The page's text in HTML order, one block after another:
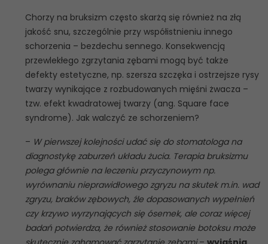
Chorzy na bruksizm często skarżą się również na złą
jakość snu, szczególnie przy współistnieniu innego
schorzenia – bezdechu sennego. Konsekwencją
przewlekłego zgrzytania zębami mogą być także
defekty estetyczne, np. szersza szczęka i ostrzejsze rysy
twarzy wynikające z rozbudowanych mięśni żwacza –
tzw. efekt kwadratowej twarzy (ang. Square face
syndrome). Jak walczyć ze schorzeniem?
– W pierwszej kolejności udać się do stomatologa na
diagnostykę zaburzeń układu żucia. Terapia bruksizmu
polega głównie na leczeniu przyczynowym np.
wyrównaniu nieprawidłowego zgryzu na skutek m.in. wad
zgryzu, braków zębowych, źle dopasowanych wypełnień
czy krzywo wyrzynających się ósemek, ale coraz więcej
badań potwierdza, że również stosowanie botoksu może